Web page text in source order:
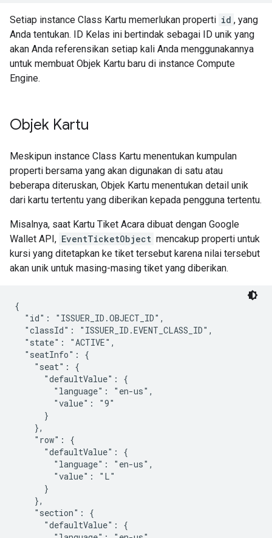
Setiap instance Class Kartu memerlukan properti id , yang
Anda tentukan. ID Kelas ini bertindak sebagai ID unik yang
akan Anda referensikan setiap kali Anda menggunakannya
untuk membuat Objek Kartu baru di instance Compute
Engine.
Objek Kartu
Meskipun instance Class Kartu menentukan kumpulan
properti bersama yang akan digunakan di satu atau
beberapa diteruskan, Objek Kartu menentukan detail unik
dari kartu tertentu yang diberikan kepada pengguna tertentu.
Misalnya, saat Kartu Tiket Acara dibuat dengan Google
Wallet API, EventTicketObject mencakup properti untuk
kursi yang ditetapkan ke tiket tersebut karena nilai tersebut
akan unik untuk masing-masing tiket yang diberikan.
{
  "id": "ISSUER_ID.OBJECT_ID",
  "classId": "ISSUER_ID.EVENT_CLASS_ID",
  "state": "ACTIVE",
  "seatInfo": {
    "seat": {
      "defaultValue": {
        "language": "en-us",
        "value": "9"
      }
    },
    "row": {
      "defaultValue": {
        "language": "en-us",
        "value": "L"
      }
    },
    "section": {
      "defaultValue": {